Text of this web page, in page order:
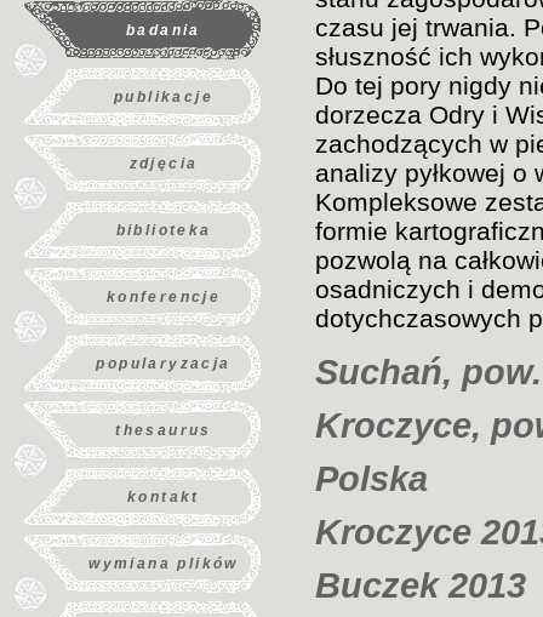
badania
publikacje
zdjęcia
biblioteka
konferencje
popularyzacja
thesaurus
kontakt
wymiana plików
czasu jej trwania.
słuszność ich
Do tej pory nigdy
dorzecza Odry i
zachodzących w
analizy pyłkowej
Kompleksowe
formie
pozwolą na
osadniczych i
dotychczasowych
Suchań,
Kroczyce,
Polska
Kroczyce
Buczek 2013